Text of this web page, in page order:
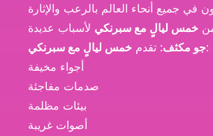
في جميع أنحاء العالم بالرعب والإثارة
خمس ليالٍ مع سبرنكي
جو مكثف: تقدم خمس ليالٍ مع سبرنكي
:
أجواء مخيفة
صدمات مفاجئة
بيئات مظلمة
أصوات غريبة